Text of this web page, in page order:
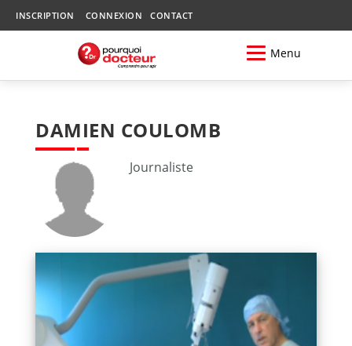
INSCRIPTION CONNEXION CONTACT
Menu
DAMIEN COULOMB
Journaliste